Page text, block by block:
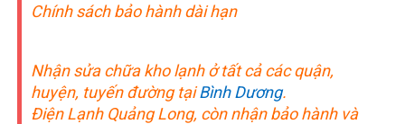
Chính sách bảo hành dài hạn
Nhận sửa chữa kho lạnh ở tất cả các quận,
huyện, tuyến đường tạiBình Dương.
Điện Lạnh Quảng Long, còn nhận bảo hành và